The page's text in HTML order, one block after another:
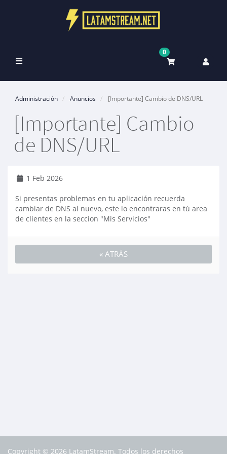
Alternar
0
Administración Anuncios [Importante] Cambio de DNS/URL
[Importante] Cambio
de DNS/URL
1 Feb 2026
Si presentas problemas en tu aplicación recuerda
cambiar de DNS al nuevo, este lo encontraras en tú area
de clientes en la seccion "Mis Servicios"
« ATRÁS
Copyright © 2026 LatamStream. Todos los derechos